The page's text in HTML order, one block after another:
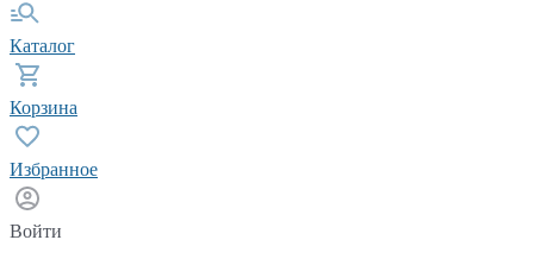
Каталог
Корзина
Избранное
Войти